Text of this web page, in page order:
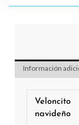
es
Información
Veloncito
navideño